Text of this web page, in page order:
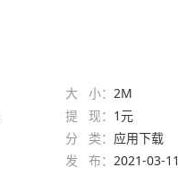
大 小： 2M
提 现： 1元
分 类： 应用下载
发 布： 2021-03-11